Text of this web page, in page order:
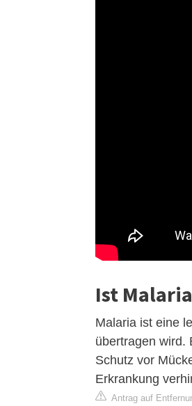
Ist
Malaria ist eine
übertragen wird.
Schutz vor
Erkrankung
Antrag auf